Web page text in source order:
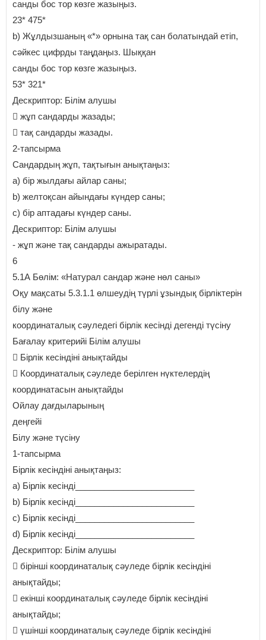
санды бос тор көзге жазыңыз.
23* 475*
b) Жұлдызшаның «*» орнына тақ сан болатындай етіп,
сәйкес цифрды таңдаңыз. Шыққан
санды бос тор көзге жазыңыз.
53* 321*
Дескриптор: Білім алушы
 жұп сандарды жазады;
 тақ сандарды жазады.
2-тапсырма
Сандардың жұп, тақтығын анықтаңыз:
a) бір жылдағы айлар саны;
b) желтоқсан айындағы күндер саны;
c) бір аптадағы күндер саны.
Дескриптор: Білім алушы
- жұп және тақ сандарды ажыратады.
6
5.1А Бөлім: «Натурал сандар және нөл саны»
Оқу мақсаты 5.3.1.1 өлшеудің түрлі ұзындық бірліктерін
білу және
координаталық сәуледегі бірлік кесінді дегенді түсіну
Бағалау критерийі Білім алушы
 Бірлік кесіндіні анықтайды
 Координаталық сәуледе берілген нүктелердің
координатасын анықтайды
Ойлау дағдыларының
деңгейі
Білу және түсіну
1-тапсырма
Бірлік кесіндіні анықтаңыз:
a) Бірлік кесінді_________________________
b) Бірлік кесінді_________________________
c) Бірлік кесінді_________________________
d) Бірлік кесінді_________________________
Дескриптор: Білім алушы
 бірінші координаталық сәуледе бірлік кесіндіні
анықтайды;
 екінші координаталық сәуледе бірлік кесіндіні
анықтайды;
 үшінші координаталық сәуледе бірлік кесіндіні